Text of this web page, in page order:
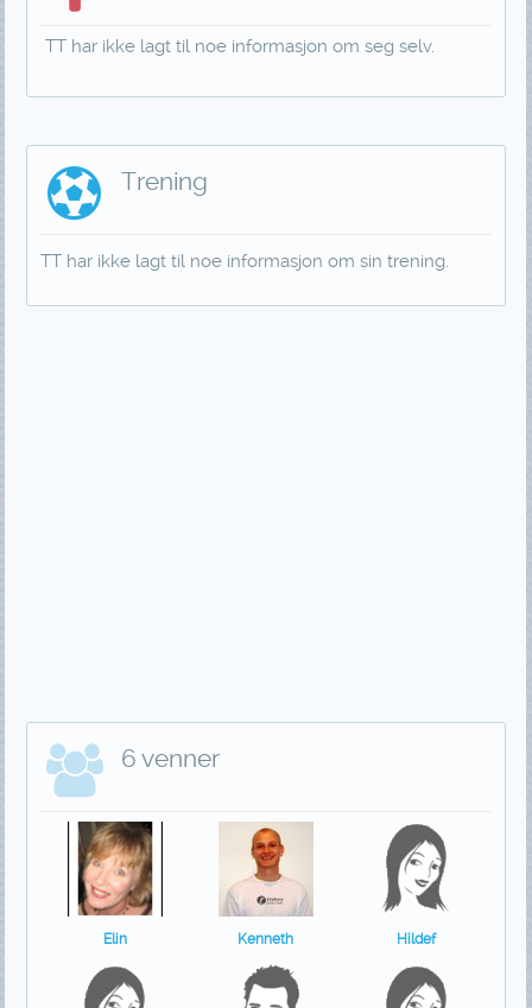
TT har ikke lagt til noe informasjon om seg selv.
Trening
TT har ikke lagt til noe informasjon om sin trening.
6 venner
Elin Kenneth Hildef